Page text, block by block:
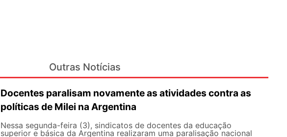
Outras Notícias
Docentes paralisam novamente as atividades contra as
políticas de Milei na Argentina
Nessa segunda-feira (3), sindicatos de docentes da educação
superior e básica da Argentina realizaram uma paralisação nacional